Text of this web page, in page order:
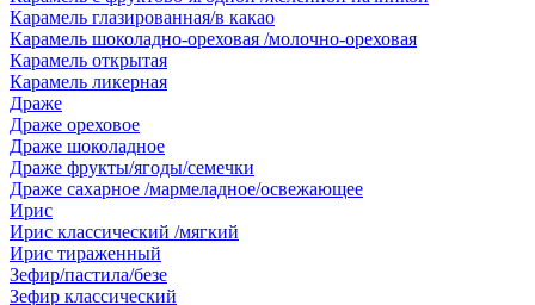
Карамель глазированная/в какао
Карамель шоколадно-ореховая /молочно-ореховая
Карамель открытая
Карамель ликерная
Драже
Драже ореховое
Драже шоколадное
Драже фрукты/ягоды/семечки
Драже сахарное /мармеладное/освежающее
Ирис
Ирис классический /мягкий
Ирис тираженный
Зефир/пастила/безе
Зефир классический